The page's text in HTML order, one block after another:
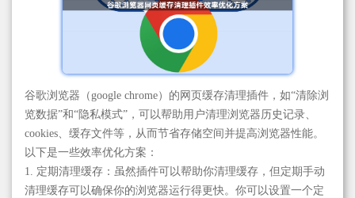
谷歌浏览器（google chrome）的网页缓存清理插件，如“清除浏
览数据”和“隐私模式”，可以帮助用户清理浏览器历史记录、
cookies、缓存文件等，从而节省存储空间并提高浏览器性能。
以下是一些效率优化方案：
1. 定期清理缓存：虽然插件可以帮助你清理缓存，但定期手动
清理缓存可以确保你的浏览器运行得更快。你可以设置一个定